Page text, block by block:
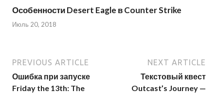
Особенности Desert Eagle в Counter Strike
Июль 20, 2018
PREVIOUS ARTICLE
Ошибка при запуске
Friday the 13th: The
NEXT ARTICLE
Текстовый квест
Outcast’s Journey —